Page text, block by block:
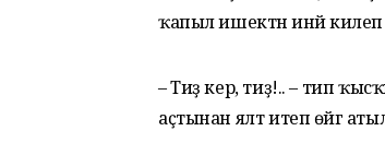
ҡапыл ишектән инәй
– Тиҙ кер, тиҙ!.. – тип
аҫтынан ялт итеп өйгә